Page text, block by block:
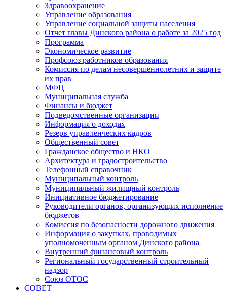
Здравоохранение
Управление образования
Управление социальной защиты населения
Отчет главы Динского района о работе за 2025 год
Программа
Экономическое развитие
Профсоюз работников образования
Комиссия по делам несовершеннолетних и защите
их прав
МФЦ
Муниципальная служба
Финансы и бюджет
Подведомственные организации
Информация о доходах
Резерв управленческих кадров
Общественный совет
Гражданское общество и НКО
Архитектура и градостроительство
Телефонный справочник
Муниципальный контроль
Муниципальный жилищный контроль
Инициативное бюджетирование
Руководители органов, организующих исполнение
бюджетов
Комиссия по безопасности дорожного движения
Информация о закупках, проводимых
уполномоченным органом Динского района
Внутренний финансовый контроль
Региональный государственный строительный
надзор
Союз ОТОС
СОВЕТ